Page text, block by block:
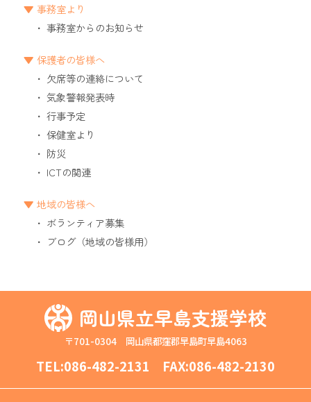
事務室より
事務室からのお知らせ
保護者の皆様へ
欠席等の連絡について
気象警報発表時
行事予定
保健室より
防災
ICTの関連
地域の皆様へ
ボランティア募集
ブログ（地域の皆様用）
岡山県立早島支援学校
〒701-0304 岡山県都窪郡早島町早島4063
TEL:086-482-2131 FAX:086-482-2130